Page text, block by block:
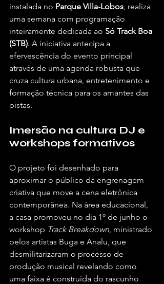
instalada no Parque Villa-Lobos, realiza
uma semana com programação
inteiramente dedicada ao Só Track Boa
(STB). A iniciativa antecipa a
efervescência do evento principal
através de uma agenda robusta que
cruza cultura urbana, entretenimento e
formação técnica para os amantes das
pistas.
Imersão na cultura DJ e
workshops formativos
O projeto foi desenhado para
aproximar o público da engrenagem
criativa que move a cena eletrônica
contemporânea. Na área educacional,
a casa promoveu no dia 1º de junho o
workshop Track Breakdown, ministrado
pelos artistas Buga e Analu, que
desmilitarizaram o processo de
produção musical revelando como
uma faixa é construída do rascunho